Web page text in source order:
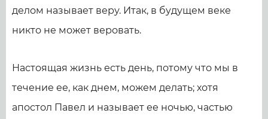
делом называет веру. Итак, в будущем веке
никто не может веровать.
Настоящая жизнь есть день, потому что мы в
течение ее, как днем, можем делать; хотя
апостол Павел и называет ее ночью, частью